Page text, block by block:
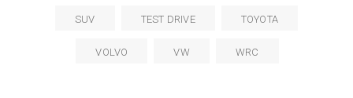
SUV TEST DRIVE TOYOTA
VOLVO VW WRC